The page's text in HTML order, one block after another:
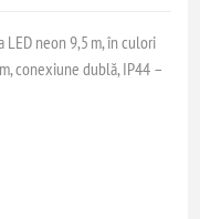
neon 9,5 m, în culori
conexiune dublă, IP44 –